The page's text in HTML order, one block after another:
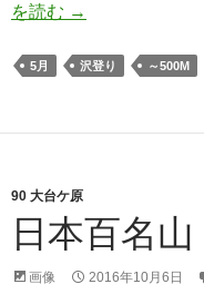
を読む 表
沢
→
5月 沢登り ～500M
90 大台ケ原
日本百名山
画像 2016年10月6日